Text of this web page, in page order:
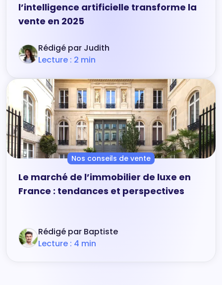
l’intelligence artificielle transforme la
vente en 2025
Rédigé par Judith
Lecture : 2 min
Nos conseils de vente
Le marché de l’immobilier de luxe en
France : tendances et perspectives
Rédigé par Baptiste
Lecture : 4 min